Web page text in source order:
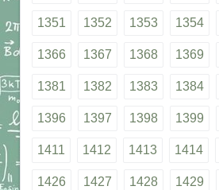
1351 1352 1353 1354
1366 1367 1368 1369
1381 1382 1383 1384
1396 1397 1398 1399
1411 1412 1413 1414
1426 1427 1428 1429